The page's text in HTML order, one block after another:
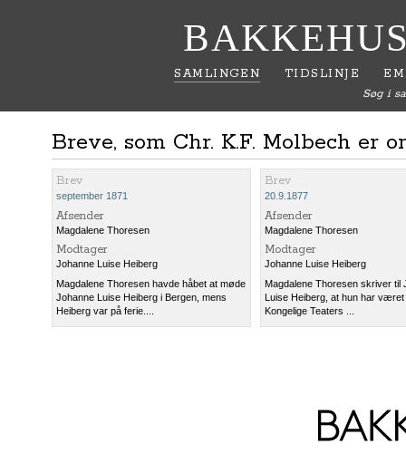
SAMLINGEN TIDSLINJE
Søg i
Breve, som Chr. K.F. Molbech er
Brev
september 1871
Afsender
Magdalene Thoresen
Modtager
Johanne Luise Heiberg
Magdalene Thoresen havde håbet at møde
Johanne Luise Heiberg i Bergen, mens
Heiberg var på ferie....
Brev
20.9.1877
Afsender
Magdalene Thoresen
Modtager
Johanne Luise Heiberg
Magdalene Thoresen skriver til
Luise Heiberg, at hun har
Kongelige Teaters ...